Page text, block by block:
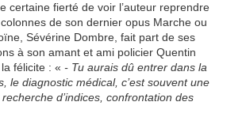
certaine fierté de voir l’auteur reprendre
de son dernier opus Marche ou
Sévérine Dombre, fait part de ses
à son amant et ami policier Quentin
félicite : « - Tu aurais dû entrer dans la
le diagnostic médical, c’est souvent une
d’indices, confrontation des